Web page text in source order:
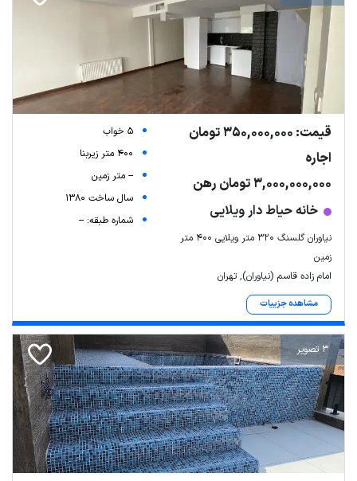
قیمت: 350,000,000 تومان
اجاره
3,000,000,000 تومان رهن
خانه حیاط دار ویلایی
نیاوران گلسنگ ۳۲۰ متر ویلایی ۴۰۰ متر
زمین
امام زاده قاسم (نیاوران), تهران
مشاهده جزییات
5 خواب
400 متر زیربنا
-- متر زمین
سال ساخت 1380
شماره طبقه: --
3 تصویر